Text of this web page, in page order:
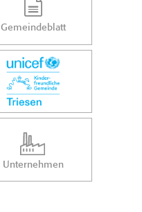
Gemeindeblatt
Unternehmen